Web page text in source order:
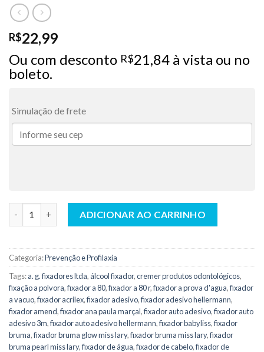
R$22,99
Ou com desconto R$21,84 à vista ou no
boleto.
Simulação de frete
ADICIONAR AO CARRINHO
Categoria:Prevenção e Profilaxia
Tags:a. g. fixadores ltda, álcool fixador,cremer produtos odontológicos,
fixação a polvora,fixador a 80,fixador a 80 r,fixador a prova d'agua,fixador
a vacuo,fixador acrilex,fixador adesivo,fixador adesivo hellermann,
fixador amend,fixador ana paula marçal,fixador auto adesivo,fixador auto
adesivo 3m,fixador auto adesivo hellermann,fixador babyliss,fixador
bruma,fixador bruma glow miss lary,fixador bruma miss lary,fixador
bruma pearl miss lary,fixador de água,fixador de cabelo,fixador de